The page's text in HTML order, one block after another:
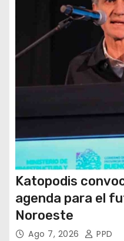
d
a
Katopodis
agenda para el
Noroeste
Ago 7, 2026 PPD